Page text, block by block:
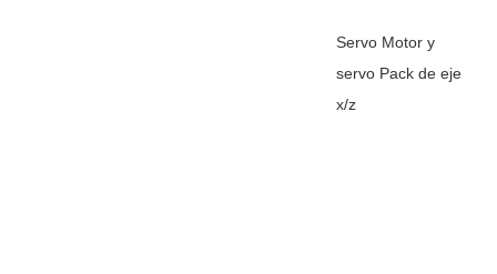
Servo Motor y
servo Pack de eje
x/z